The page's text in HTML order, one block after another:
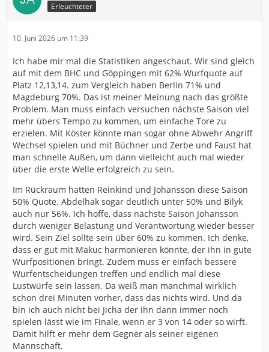
Erleuchteter
10. Juni 2026 um 11:39
Ich habe mir mal die Statistiken angeschaut. Wir sind gleich
auf mit dem BHC und Göppingen mit 62% Wurfquote auf
Platz 12,13,14. zum Vergleich haben Berlin 71% und
Magdeburg 70%. Das ist meiner Meinung nach das größte
Problem. Man muss einfach versuchen nächste Saison viel
mehr übers Tempo zu kommen, um einfache Tore zu
erzielen. Mit Köster könnte man sogar ohne Abwehr Angriff
Wechsel spielen und mit Büchner und Zerbe und Faust hat
man schnelle Außen, um dann vielleicht auch mal wieder
über die erste Welle erfolgreich zu sein.
Im Rückraum hatten Reinkind und Johansson diese Saison
50% Quote. Abdelhak sogar deutlich unter 50% und Bilyk
auch nur 56%. Ich hoffe, dass nächste Saison Johansson
durch weniger Belastung und Verantwortung wieder besser
wird. Sein Ziel sollte sein über 60% zu kommen. Ich denke,
dass er gut mit Makuc harmonieren könnte, der ihn in gute
Wurfpositionen bringt. Zudem muss er einfach bessere
Wurfentscheidungen treffen und endlich mal diese
Lustwürfe sein lassen. Da weiß man manchmal wirklich
schon drei Minuten vorher, dass das nichts wird. Und da
bin ich auch nicht bei Jicha der ihn dann immer noch
spielen lässt wie im Finale, wenn er 3 von 14 oder so wirft.
Damit hilft er mehr dem Gegner als seiner eigenen
Mannschaft.